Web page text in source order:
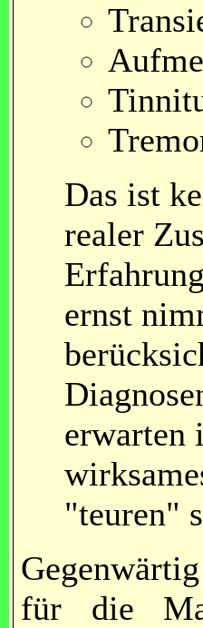
Das ist
realer
ernst
erwarten
"teuren"
für die